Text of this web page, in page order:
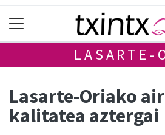
LASARTE-
Lasarte-Oriako
kalitatea aztergai